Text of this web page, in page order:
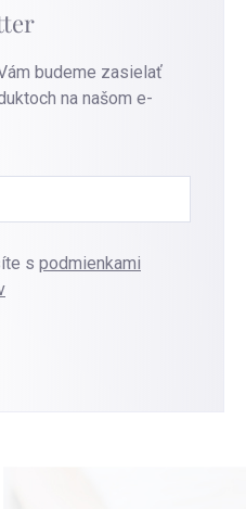
budeme zasielať
na našom e-
s podmienkami